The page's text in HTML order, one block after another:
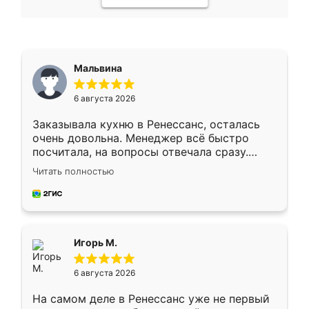
Мальвина
6 августа 2026
Заказывала кухню в Ренессанс, осталась
очень довольна. Менеджер всё быстро
посчитала, на вопросы отвечала сразу.
Замерщик приехал в субботу, подошёл к
делу со всей ответственностью. Собрали
за день, ребята работали аккуратно, даже
Читать полностью
Игорь М.
6 августа 2026
На самом деле в Ренессанс уже не первый